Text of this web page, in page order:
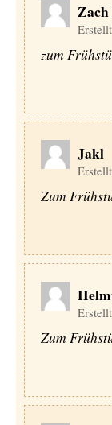
zum
Jakl
Zum
Zum